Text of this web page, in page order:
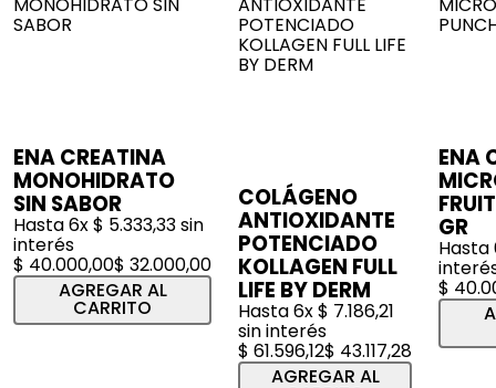
ENA CREATINA
MONOHIDRATO
SIN SABOR
Hasta6x$ 5.333,33sin
interés
$ 40.000,00$ 32.000,00
AGREGAR AL
CARRITO
COLÁGENO
ANTIOXIDANTE
POTENCIADO
KOLLAGEN FULL
LIFE BY DERM
Hasta6x$ 7.186,21
sin interés
$ 61.596,12$ 43.117,28
AGREGAR AL
ENA
GR
Hasta
$ 40.